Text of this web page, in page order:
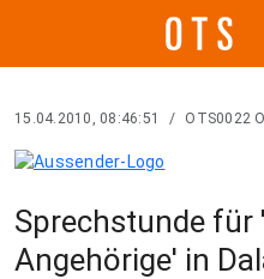
15.04.2010, 08:46:51 / OTS0022
Sprechstunde für
Angehörige' in